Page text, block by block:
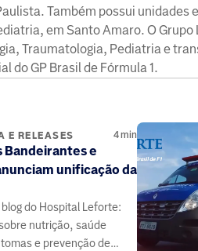
Também possui unidades
em Santo Amaro. O
Traumatologia, Pediatria e
do GP Brasil de Fórmula 1.
E RELEASES 4min
Bandeirantes e
unificação da
do Hospital Leforte:
nutrição, saúde
e prevenção de